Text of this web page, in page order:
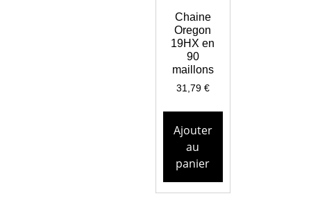
Chaine
Oregon
19HX en
90
maillons
31,79 €
Ajouter
au
panier